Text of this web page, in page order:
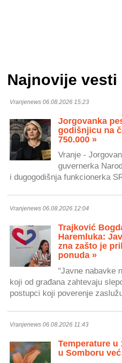
Najnovije vesti
Vranjenews 06.08.2026 15:23
Jorgovanka
godišnjicu na
750.000 »
Vranje -
guvernerka
i dugogodišnja funkcionerka
Vranjenews 06.08.2026 12:04
Trajković
Haremluka:
zna zašto je
ponuda »
"Javne nabavke
koji od građana zahtevaju
postupci koji poverenje
Vranjenews 06.08.2026 11:43
Temperature u
u Somboru